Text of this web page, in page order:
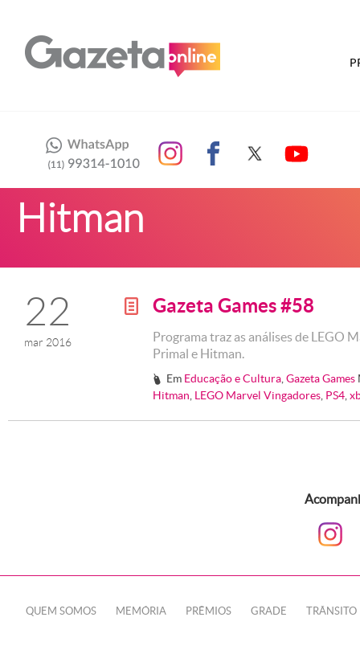
Hitman
22
mar 2016
g Gazeta Games #58
Programa traz as análises de LEGO
Primal e Hitman.
# Em Educação e Cultura ,Gazeta Games
Hitman LEGO Marvel Vingadores PS4
QUEM SOMOS MEMÓRIA PRÊMIOS GRADE TRÂNSITO